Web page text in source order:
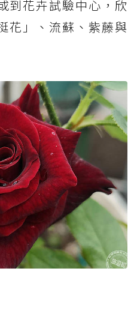
到花卉試驗中心，欣
花」、流蘇、紫藤與